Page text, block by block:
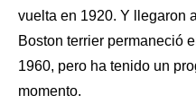
vuelta en 1920. Y llegaron
Boston terrier permaneció
1960, pero ha tenido un
momento.